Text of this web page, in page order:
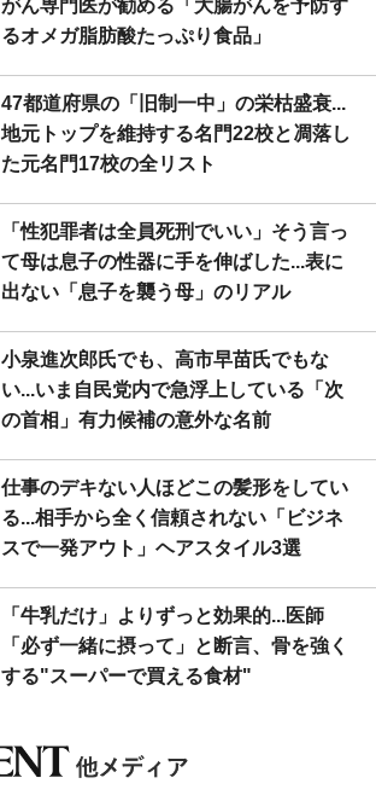
がん専門医が勧める「大腸がんを予防す
るオメガ脂肪酸たっぷり食品」
47都道府県の「旧制一中」の栄枯盛衰...
地元トップを維持する名門22校と凋落し
た元名門17校の全リスト
「性犯罪者は全員死刑でいい」そう言っ
て母は息子の性器に手を伸ばした...表に
出ない「息子を襲う母」のリアル
小泉進次郎氏でも、高市早苗氏でもな
い...いま自民党内で急浮上している「次
の首相」有力候補の意外な名前
仕事のデキない人ほどこの髪形をしてい
る...相手から全く信頼されない「ビジネ
スで一発アウト」ヘアスタイル3選
「牛乳だけ」よりずっと効果的...医師
「必ず一緒に摂って」と断言、骨を強く
する"スーパーで買える食材"